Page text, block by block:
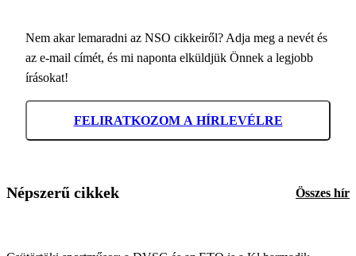
Nem akar lemaradni az NSO cikkeiről? Adja meg a nevét és
az e-mail címét, és mi naponta elküldjük Önnek a legjobb
írásokat!
FELIRATKOZOM A HÍRLEVÉLRE
Népszerű cikkek Összes hír